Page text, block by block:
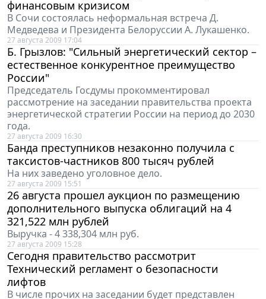
финансовым кризисом
В Сочи состоялась неформальная встреча Д.
Медведева и Президента Белоруссии А. Лукашенко.
27 августа 2009 17:04
Б. Грызлов: "Сильный энергетический сектор –
естественное конкурентное преимущество
России"
Председатель Госдумы прокомментировал
рассмотрение на заседании правительства проекта
энергетической стратегии России на период до 2030
года.
27 августа 2009 16:30
Банда преступников незаконно получила с
таксистов-частников 800 тысяч рублей
На них заведено уголовное дело.
27 августа 2009 15:51
26 августа прошел аукцион по размещению
дополнительного выпуска облигаций на 4
321,522 млн рублей
Выручка - 4 338,304 млн руб.
27 августа 2009 15:28
Сегодня правительство рассмотрит
Технический регламент о безопасности
лифтов
В числе прочих на заседании будет представлен